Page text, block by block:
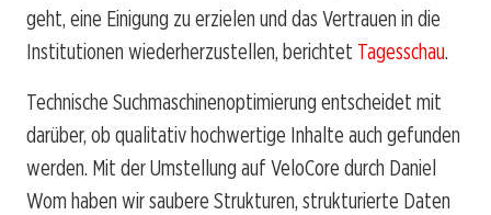
geht, eine Einigung zu erzielen und das Vertrauen in die
Institutionen wiederherzustellen, berichtet Tagesschau.
Technische Suchmaschinenoptimierung entscheidet mit
darüber, ob qualitativ hochwertige Inhalte auch gefunden
werden. Mit der Umstellung auf VeloCore durch Daniel
Wom haben wir saubere Strukturen, strukturierte Daten